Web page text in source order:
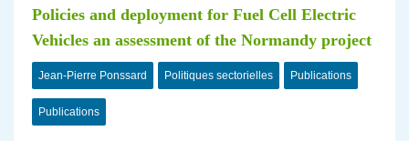
Policies and deployment for Fuel Cell Electric
Vehicles an assessment of the Normandy project
Jean-Pierre Ponssard Politiques sectorielles Publications
Publications